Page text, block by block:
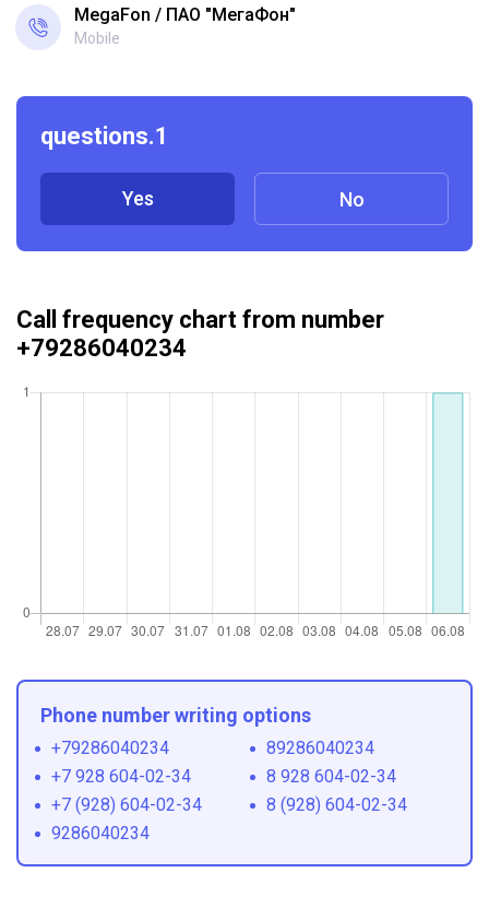
MegaFon ПАО "МегаФон"
Mobile
questions.1
Yes No
Call frequency chart from number
+79286040234
Phone number writing options
+79286040234
89286040234
+7 928 604-02-34
8 928 604-02-34
+7 (928) 604-02-34
8 (928) 604-02-34
9286040234